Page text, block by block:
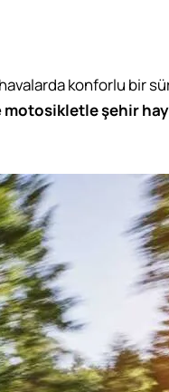
havalarda konforlu bir
motosikletle şehir